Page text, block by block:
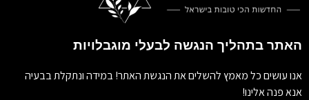
האתר בתהליך הנגשה לבעלי מוגבלויות
אנו עושים כל מאמץ להשלים את הנגשת האתר! במידה ונתקלת בבעיה
אנא פנה אלינו!